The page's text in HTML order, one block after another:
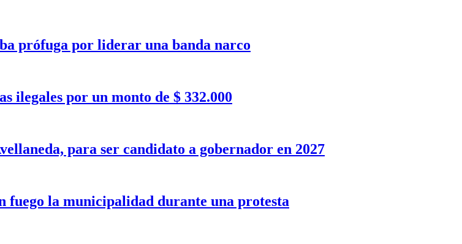
prófuga por liderar una banda narco
ilegales por un monto de $ 332.000
para ser candidato a gobernador en 2027
fuego la municipalidad durante una protesta